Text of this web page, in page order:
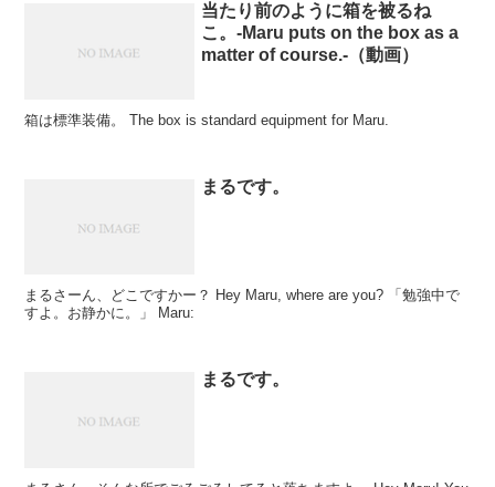
当たり前のように箱を被るね
こ。-Maru puts on the box as a
matter of course.-（動画）
箱は標準装備。 The box is standard equipment for Maru.
まるです。
まるさーん、どこですかー？ Hey Maru, where are you? 「勉強中で
すよ。お静かに。」 Maru:
まるです。